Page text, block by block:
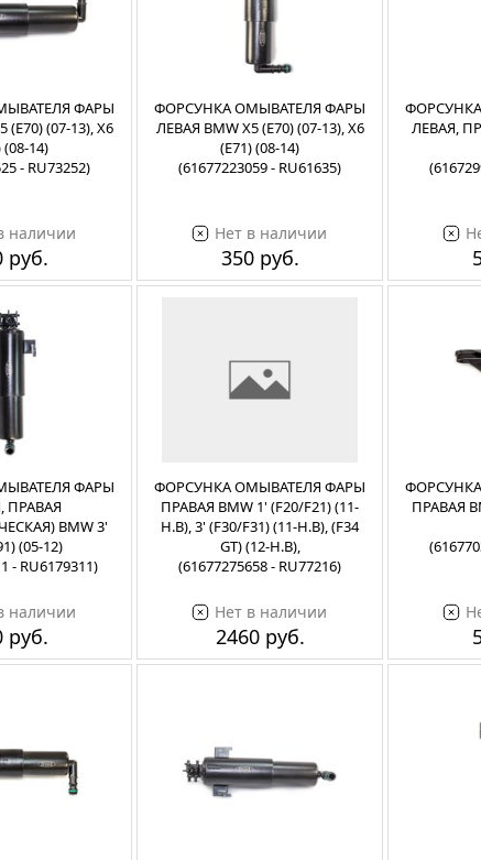
ФАРЫ
(E70) (07-13), X6
(08-14)
- RU73252)
наличии
руб.
ФОРСУНКА ОМЫВАТЕЛЯ ФАРЫ
ЛЕВАЯ BMW X5 (E70) (07-13), X6
(E71) (08-14)
(61677223059 - RU61635)
Нет в наличии
350 руб.
ЛЕВАЯ,
ФАРЫ
ПРАВАЯ
BMW 3'
(05-12)
- RU6179311)
наличии
руб.
ФОРСУНКА ОМЫВАТЕЛЯ ФАРЫ
ПРАВАЯ BMW 1' (F20/F21) (11-
Н.В), 3' (F30/F31) (11-Н.В), (F34
GT) (12-Н.В),
(61677275658 - RU77216)
Нет в наличии
2460 руб.
ПРАВАЯ